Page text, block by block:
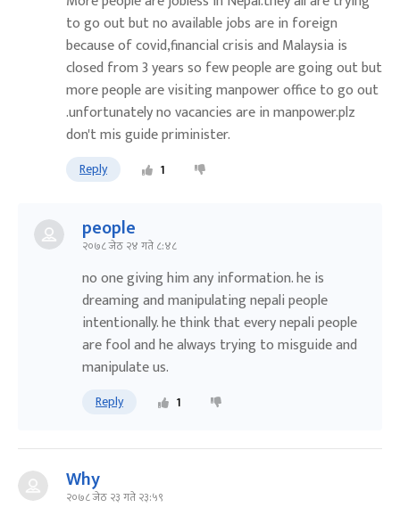
to go out but no available jobs are in foreign
because of covid,financial crisis and Malaysia is
closed from 3 years so few people are going out but
more people are visiting manpower office to go out
.unfortunately no vacancies are in manpower.plz
don't mis guide priminister.
Reply 1
people
२०७८ जेठ २४ गते ८:४८
no one giving him any information. he is
dreaming and manipulating nepali people
intentionally. he think that every nepali people
are fool and he always trying to misguide and
manipulate us.
Reply 1
Why
२०७८ जेठ २३ गते २३:५९